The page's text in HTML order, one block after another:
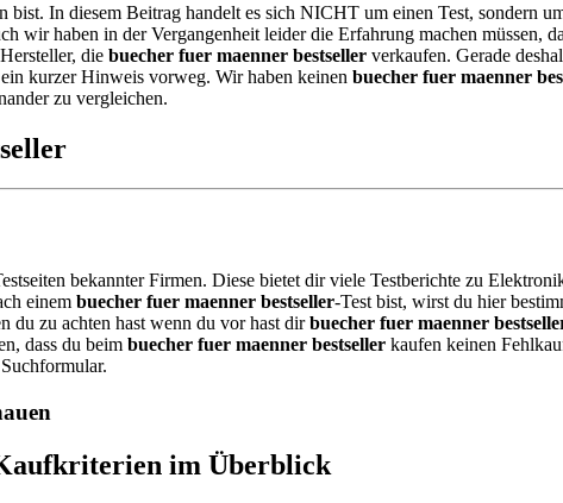
bist. In diesem Beitrag handelt es sich NICHT um einen Test, sondern
wir haben in der Vergangenheit leider die Erfahrung machen müssen,
die buecher fuer maenner bestseller verkaufen. Gerade
kurzer Hinweis vorweg. Wir haben keinen buecher fuer maenner
zu vergleichen.
bekannter Firmen. Diese bietet dir viele Testberichte zu
einem buecher fuer maenner bestseller-Test bist, wirst du hier
du zu achten hast wenn du vor hast dirbuecher fuer maenner
dass du beim buecher fuer maenner bestseller kaufen keinen
im Überblick